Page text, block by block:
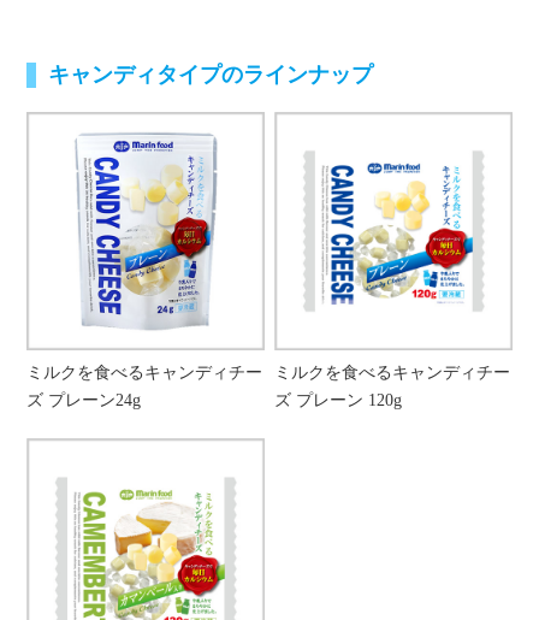
キャンディタイプのラインナップ
ミルクを食べるキャンディチー
ズ プレーン24g
ミルクを食べるキャンディチー
ズ プレーン 120g